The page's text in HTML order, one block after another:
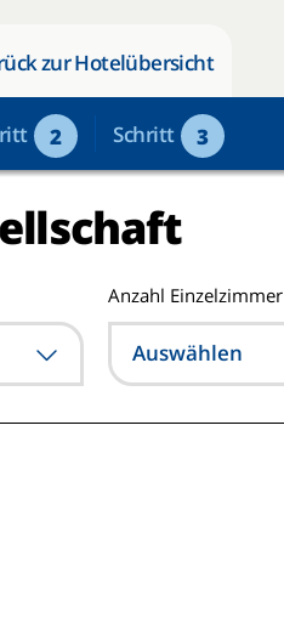
zur Hotelübersicht
2 Schritt 3
Anzahl Einzelzimmer
Auswählen